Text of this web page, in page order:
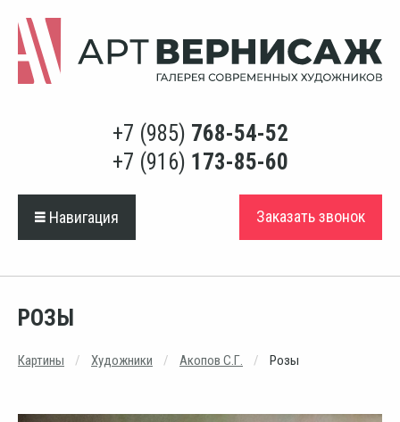
+7 (985) 768-54-52
+7 (916) 173-85-60
Навигация Заказать звонок
РОЗЫ
Картины Художники Акопов С.Г. Розы